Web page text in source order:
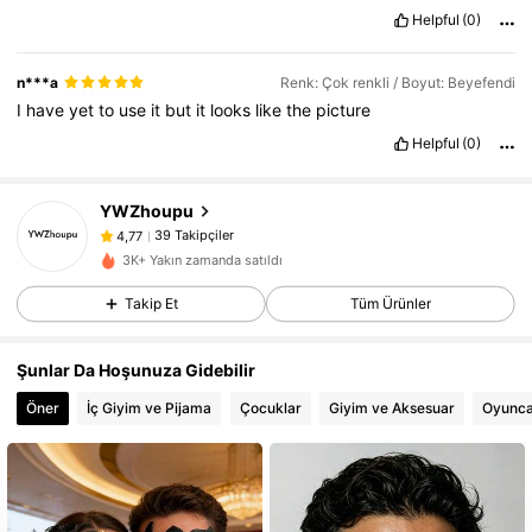
Helpful (0)
n***a Renk: Çok renkli / Boyut: Beyefendi
I haveyetto use it but it looks likethe picture
Helpful (0)
YWZhoupu
4,77
39 Takipçiler
t***3 1 gün önce'i takip etti
4,77
39 Takipçiler
4,77 39 Takipçiler
4,77 39 Takipçiler
4,77 39 Takipçiler
4,77 39 Takipçiler
3K+ Yakın zamanda satıldı
Takip Et Tüm Ürünler
Şunlar Da Hoşunuza Gidebilir
Öner İç Giyim ve Pijama Çocuklar Giyim ve Aksesuar